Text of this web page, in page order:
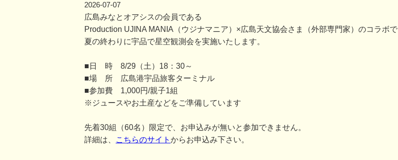
2026-07-07
広島みなとオアシスの会員である
Production UJINA MANIA（ウジナマニア）×広島天文協会さま（外部専門家）のコラボで
夏の終わりに宇品で星空観測会を実施いたします。
■日 時 8/29（土）18：30～
■場 所 広島港宇品旅客ターミナル
■参加費 1,000円/親子1組
※ジュースやお土産などをご準備しています
先着30組（60名）限定で、お申込みが無いと参加できません。
詳細は、
こちらのサイト からお申込み下さい。